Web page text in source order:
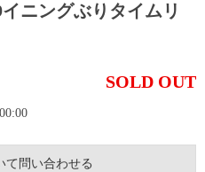
ニングぶりタイムリ
SOLD OUT
て問い合わせる